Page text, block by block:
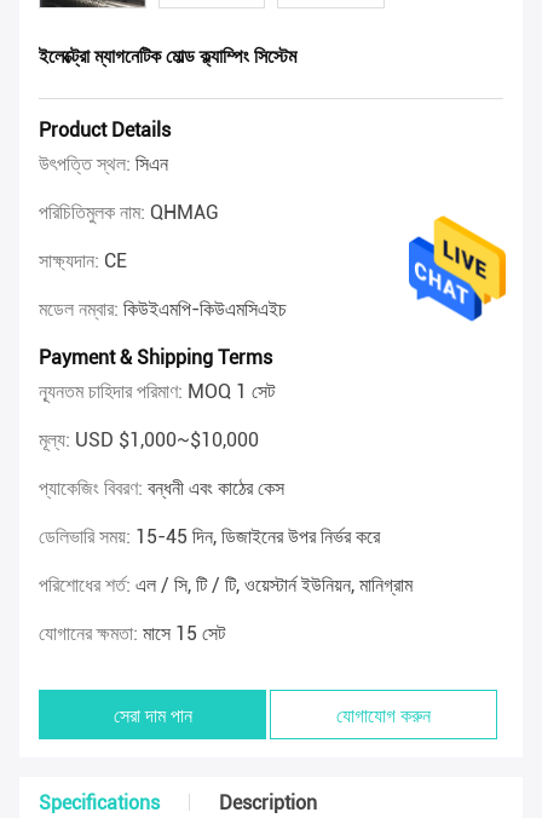
ইলেক্ট্রো ম্যাগনেটিক মোল্ড ক্ল্যাম্পিং সিস্টেম
Product Details
উৎপত্তি স্থল: সিএন
পরিচিতিমুলক নাম: QHMAG
সাক্ষ্যদান: CE
মডেল নম্বার: কিউইএমপি-কিউএমসিএইচ
Payment & Shipping Terms
ন্যূনতম চাহিদার পরিমাণ: MOQ 1 সেট
মূল্য: USD $1,000~$10,000
প্যাকেজিং বিবরণ: বন্ধনী এবং কাঠের কেস
ডেলিভারি সময়: 15-45 দিন, ডিজাইনের উপর নির্ভর করে
পরিশোধের শর্ত: এল / সি, টি / টি, ওয়েস্টার্ন ইউনিয়ন, মানিগ্রাম
যোগানের ক্ষমতা: মাসে 15 সেট
সেরা দাম পান যোগাযোগ করুন
Specifications Description